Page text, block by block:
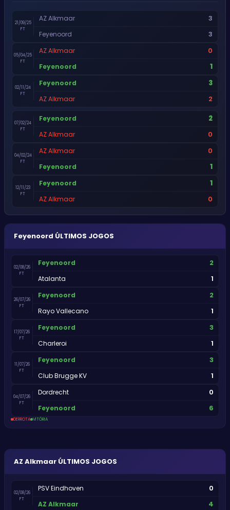
21/09/25
FT
AZ Alkmaar 3
Feyenoord 3
05/04/25
FT
AZ Alkmaar 0
Feyenoord 1
02/11/24
FT
Feyenoord 3
AZ Alkmaar 2
07/02/24
FT
Feyenoord 2
AZ Alkmaar 0
04/02/24
FT
AZ Alkmaar 0
Feyenoord 1
12/11/23
FT
Feyenoord 1
AZ Alkmaar 0
Feyenoord ÚLTIMOS JOGOS
02/08/26
FT
Feyenoord 2
Atalanta 1
26/07/26
FT
Feyenoord 2
Rayo Vallecano 1
17/07/26
FT
Feyenoord 3
Charleroi 1
11/07/26
FT
Feyenoord 3
Club Brugge KV 1
04/07/26
FT
Dordrecht 0
Feyenoord 6
DERROTA VITÓRIA
AZ Alkmaar ÚLTIMOS JOGOS
02/08/26
FT
PSV Eindhoven 0
AZ Alkmaar 4